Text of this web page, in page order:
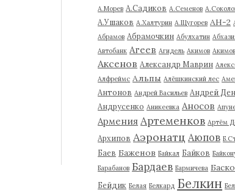
А.Морев А.Садиков А.Семенов
А.Ушаков А.Халтурин А.Щугорев АН-2
Абрамов Абрамочкин Абулхатин
Автобанк Агеев Агидель Акимов
Аксенов Александр Маврин
Алфреймс Альпы Алёшкинский лес
Антонов Андрей Васильев Андрей
Андрусенко Аникеевка Аносов
Армения Артеменков Артём
Архипов Аэронатц Аюпов
Баев Баженов Байкал Байков
Барабанов Бардаев Бармичева
Бейдик Белая Белкард Белкин